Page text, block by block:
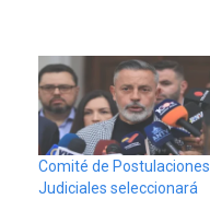
Comité de Postulaciones
Judiciales seleccionará